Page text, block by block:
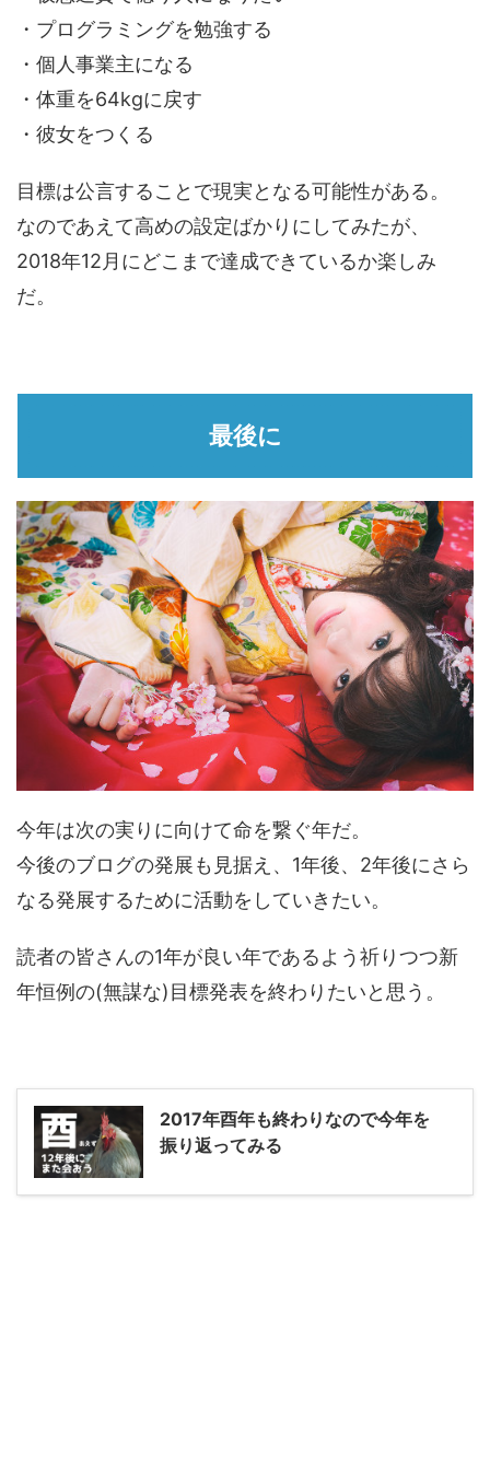
・プログラミングを勉強する
・個人事業主になる
・体重を64kgに戻す
・彼女をつくる
目標は公言することで現実となる可能性がある。
なのであえて高めの設定ばかりにしてみたが、
2018年12月にどこまで達成できているか楽しみ
だ。
最後に
今年は次の実りに向けて命を繋ぐ年だ。
今後のブログの発展も見据え、1年後、2年後にさら
なる発展するために活動をしていきたい。
読者の皆さんの1年が良い年であるよう祈りつつ新
年恒例の(無謀な)目標発表を終わりたいと思う。
2017年酉年も終わりなので今年を
振り返ってみる